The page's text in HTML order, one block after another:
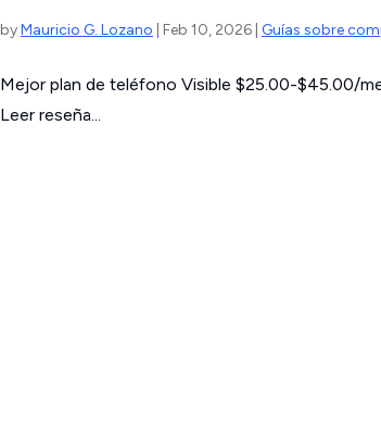
byMauricio G. Lozano | Feb 10, 2026 | Guías sobre
Mejor plan de teléfono Visible $25.00-$45.00/
Leer reseña...